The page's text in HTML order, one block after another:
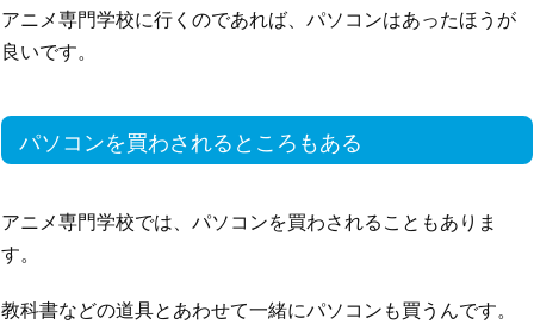
アニメ専門学校に行くのであれば、パソコンはあったほうが
良いです。
パソコンを買わされるところもある
アニメ専門学校では、パソコンを買わされることもありま
す。
教科書などの道具とあわせて一緒にパソコンも買うんです。